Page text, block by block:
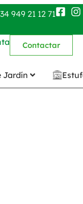
949 21 12 71
Contactar
Jardín